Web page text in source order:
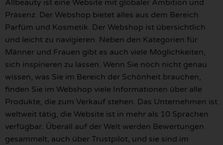
Allbeauty ist eine Website mit globaler Ambition und
Präsenz. Der Webshop bietet alles aus dem Bereich
Parfüm und Kosmetik. Der Webshop ist übersichtlich
und leicht zu navigieren. Neben den Kategorien für
Männer und Frauen gibt es auch viele Möglichkeiten,
sich inspirieren zu lassen. Wenn Sie noch nicht genau
wissen, was Sie im Bereich der Schönheit brauchen,
finden Sie im Webshop viele Informationen über alle
Produkte, die zum Verkauf stehen. Das Unternehmen ist
weltweit tätig, die Website ist in mehr als 10 Sprachen
verfügbar. Überall auf der Welt werden Bewertungen
gesammelt, auch über Trustpilot, und sie sind im